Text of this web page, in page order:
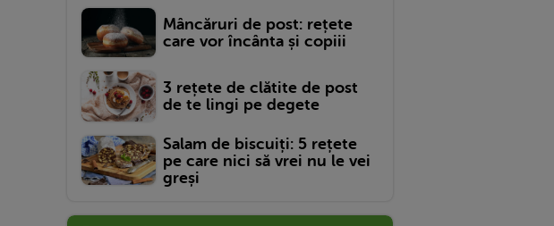
Mâncăruri de post: rețete
care vor încânta și copiii
3 rețete de clătite de post
de te lingi pe degete
Salam de biscuiți: 5 rețete
pe care nici să vrei nu le vei
greși